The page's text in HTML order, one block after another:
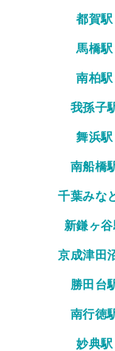
都賀駅
馬橋駅
南柏駅
我孫子
舞浜駅
南船橋
千葉みな
新鎌ヶ
京成津田
勝田台
南行徳
妙典駅